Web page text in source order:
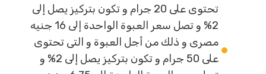
تحتوى على 20 جرام و تكون بتركيز يصل إلى
2% و تصل سعر العبوة الواحدة إلى 16 جنيه
مصرى و ذلك من أجل العبوة و التى تحتوى
على 50 جرام و تكون بتركيز يصل إلى 2% و